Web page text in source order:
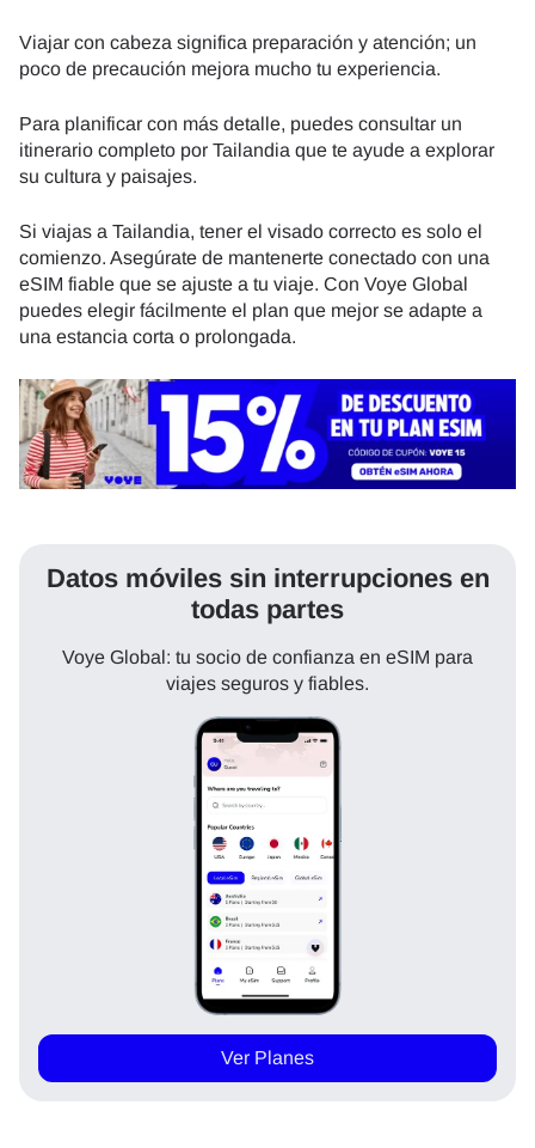
Viajar con cabeza significa preparación y atención; un
poco de precaución mejora mucho tu experiencia.
Para planificar con más detalle, puedes consultar un
itinerario completo por Tailandia que te ayude a explorar
su cultura y paisajes.
Si viajas a Tailandia, tener el visado correcto es solo el
comienzo. Asegúrate de mantenerte conectado con una
eSIM fiable que se ajuste a tu viaje. Con Voye Global
puedes elegir fácilmente el plan que mejor se adapte a
una estancia corta o prolongada.
Datos móviles sin interrupciones en
todas partes
Voye Global: tu socio de confianza en eSIM para
viajes seguros y fiables.
Ver Planes